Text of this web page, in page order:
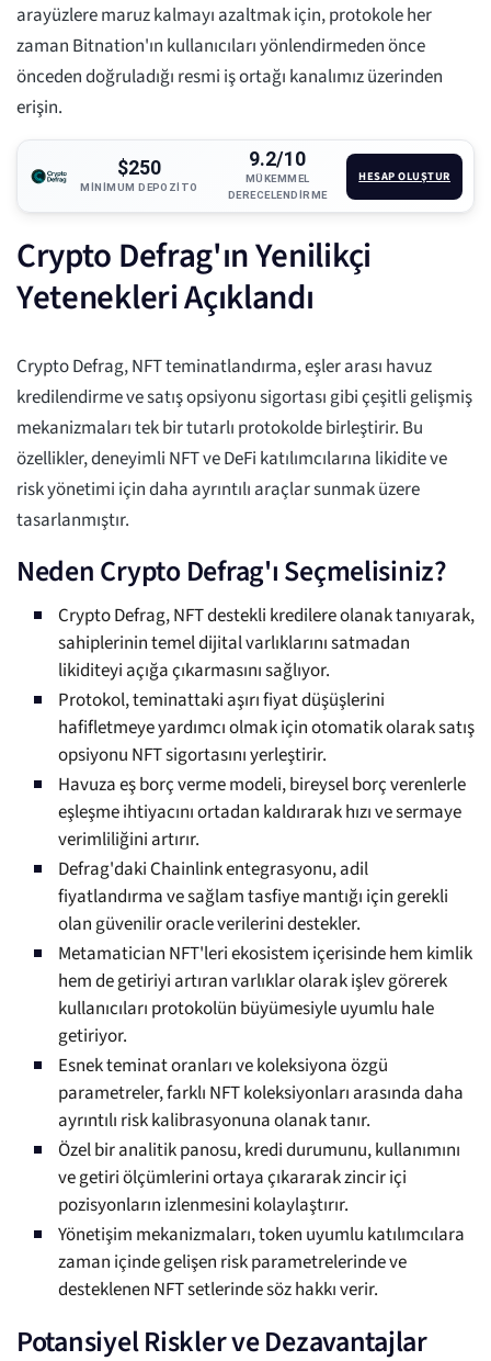
arayüzlere maruz kalmayı azaltmak için, protokole her
zaman Bitnation'ın kullanıcıları yönlendirmeden önce
önceden doğruladığı resmi iş ortağı kanalımız üzerinden
erişin.
$250
MINIMUM DEPOZITO
9.2/10
MÜKEMMEL
DERECELENDIRME
HESAP OLUŞTUR
Crypto Defrag'ın Yenilikçi
Yetenekleri Açıklandı
Crypto Defrag, NFT teminatlandırma, eşler arası havuz
kredilendirme ve satış opsiyonu sigortası gibi çeşitli gelişmiş
mekanizmaları tek bir tutarlı protokolde birleştirir. Bu
özellikler, deneyimli NFT ve DeFi katılımcılarına likidite ve
risk yönetimi için daha ayrıntılı araçlar sunmak üzere
tasarlanmıştır.
Neden Crypto Defrag'ı Seçmelisiniz?
Crypto Defrag, NFT destekli kredilere olanak tanıyarak,
sahiplerinin temel dijital varlıklarını satmadan
likiditeyi açığa çıkarmasını sağlıyor.
Protokol, teminattaki aşırı fiyat düşüşlerini
hafifletmeye yardımcı olmak için otomatik olarak satış
opsiyonu NFT sigortasını yerleştirir.
Havuza eş borç verme modeli, bireysel borç verenlerle
eşleşme ihtiyacını ortadan kaldırarak hızı ve sermaye
verimliliğini artırır.
Defrag'daki Chainlink entegrasyonu, adil
fiyatlandırma ve sağlam tasfiye mantığı için gerekli
olan güvenilir oracle verilerini destekler.
Metamatician NFT'leri ekosistem içerisinde hem kimlik
hem de getiriyi artıran varlıklar olarak işlev görerek
kullanıcıları protokolün büyümesiyle uyumlu hale
getiriyor.
Esnek teminat oranları ve koleksiyona özgü
parametreler, farklı NFT koleksiyonları arasında daha
ayrıntılı risk kalibrasyonuna olanak tanır.
Özel bir analitik panosu, kredi durumunu, kullanımını
ve getiri ölçümlerini ortaya çıkararak zincir içi
pozisyonların izlenmesini kolaylaştırır.
Yönetişim mekanizmaları, token uyumlu katılımcılara
zaman içinde gelişen risk parametrelerinde ve
desteklenen NFT setlerinde söz hakkı verir.
Potansiyel Riskler ve Dezavantajlar